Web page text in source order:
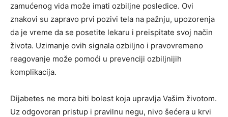
zamućenog vida može imati ozbiljne posledice. Ovi
znakovi su zapravo prvi pozivi tela na pažnju, upozorenja
da je vreme da se posetite lekaru i preispitate svoj način
života. Uzimanje ovih signala ozbiljno i pravovremeno
reagovanje može pomoći u prevenciji ozbiljnijih
komplikacija.
Dijabetes ne mora biti bolest koja upravlja Vašim životom.
Uz odgovoran pristup i pravilnu negu, nivo šećera u krvi